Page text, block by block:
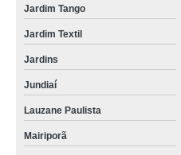
Jardim Tango
Jardim Textil
Jardins
Jundiaí
Lauzane Paulista
Mairiporã